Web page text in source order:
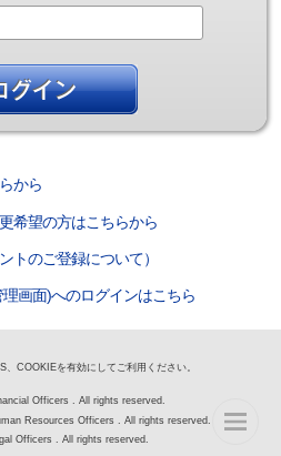
から
希望の方はこちらから
トのご登録について）
画面)へのログインはこちら
COOKIEを有効にしてご利用ください。
Officers . All rights reserved.
Resources Officers . All rights reserved.
Officers . All rights reserved.